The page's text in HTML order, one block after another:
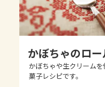
レシピ
よくあるお問い
かぼちゃのロ
かぼちゃや生クリーム
菓子レシピです。